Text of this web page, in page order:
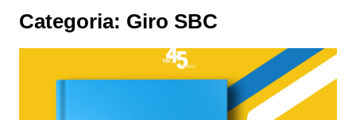
Categoria: Giro SBC